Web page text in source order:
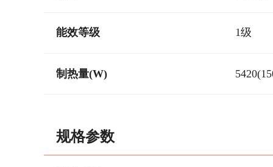
能效等级 1级
制热量(W)
规格参数